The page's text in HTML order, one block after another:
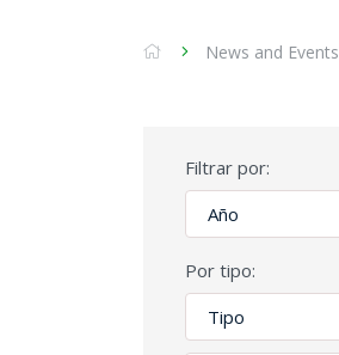
News and Events
Filtrar por:
Por tipo: